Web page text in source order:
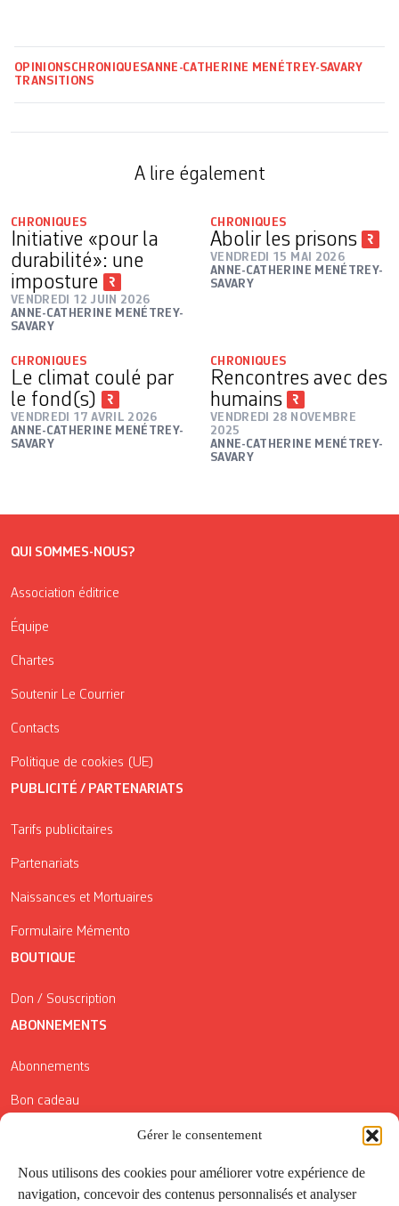
Gérer le consentement
Nous utilisons des cookies pour améliorer votre expérience de
navigation, concevoir des contenus personnalisés et analyser
OPINIONSCHRONIQUESANNE-CATHERINE MENÉTREY-SAVARY
TRANSITIONS
A lire également
CHRONIQUES
Initiative «pour la
durabilité»: une
imposture
VENDREDI 12 JUIN 2026
ANNE-CATHERINE MENÉTREY-
SAVARY
CHRONIQUES
Abolir les prisons
VENDREDI 15 MAI 2026
ANNE-CATHERINE MENÉTREY-
SAVARY
CHRONIQUES
Le climat coulé par
le fond(s)
VENDREDI 17 AVRIL 2026
ANNE-CATHERINE MENÉTREY-
SAVARY
CHRONIQUES
Rencontres avec des
humains
VENDREDI 28 NOVEMBRE
2025
ANNE-CATHERINE MENÉTREY-
SAVARY
QUI SOMMES-NOUS?
Association éditrice
Équipe
Chartes
Soutenir Le Courrier
Contacts
Politique de cookies (UE)
PUBLICITÉ / PARTENARIATS
Tarifs publicitaires
Partenariats
Naissances et Mortuaires
Formulaire Mémento
BOUTIQUE
Don / Souscription
ABONNEMENTS
Abonnements
Bon cadeau
Conditions générales de vente
Réductions de la Carte Côté Courrier
Application